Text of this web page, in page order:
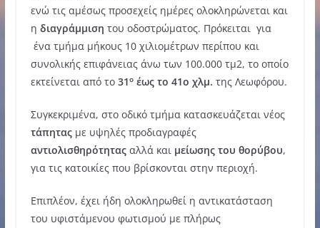
ενώ τις αμέσως προσεχείς ημέρες ολοκληρώνεται και
η διαγράμμιση του οδοστρώματος. Πρόκειται για
ένα τμήμα μήκους 10 χιλιομέτρων περίπου και
συνολικής επιφάνειας άνω των 100.000 τμ2, το οποίο
εκτείνεται από το 31οέως το 41ο χλμ. της Λεωφόρου.
Συγκεκριμένα, στο οδικό τμήμα κατασκευάζεται νέος
τάπητας με υψηλές προδιαγραφές
αντιολισθηρότητας αλλά καιμείωσης του θορύβου,
για τις κατοικίες που βρίσκονται στην περιοχή.
Επιπλέον, έχει ήδη ολοκληρωθεί η αντικατάσταση
του υφιστάμενου φωτισμού με πλήρως